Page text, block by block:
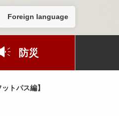
Foreign language
防災
トパス編】